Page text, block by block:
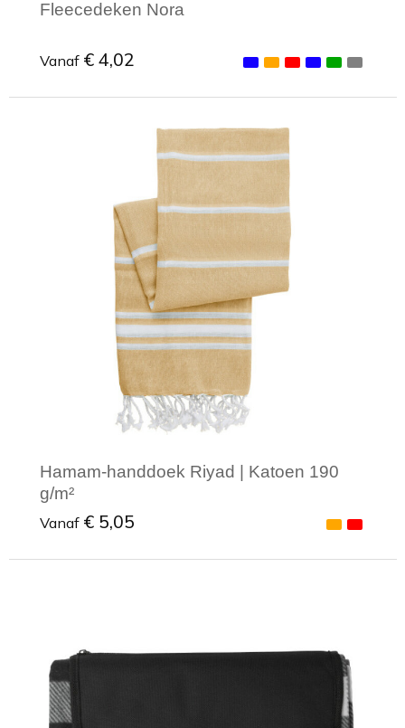
Fleecedeken Nora
Vanaf € 4,02
Minimale afname: 1
Hamam-handdoek Riyad | Katoen 190
g/m²
Vanaf € 5,05